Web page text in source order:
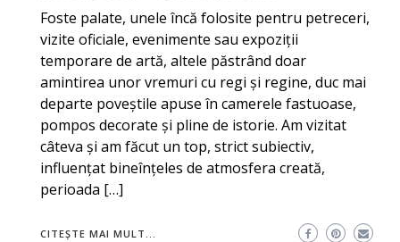
Foste palate, unele încă folosite pentru petreceri,
vizite oficiale, evenimente sau expoziții
temporare de artă, altele păstrând doar
amintirea unor vremuri cu regi și regine, duc mai
departe poveștile apuse în camerele fastuoase,
pompos decorate și pline de istorie. Am vizitat
câteva și am făcut un top, strict subiectiv,
influențat bineînțeles de atmosfera creată,
perioada […]
CITEȘTE MAI MULT...